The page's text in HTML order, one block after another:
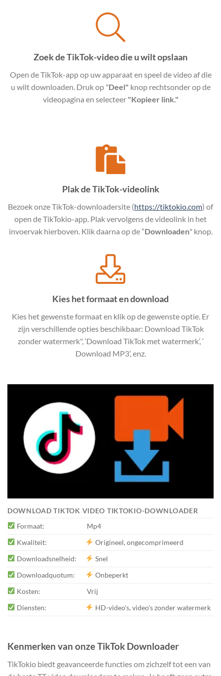
Zoek de TikTok-video die u wilt opslaan
Open de TikTok-app op uw apparaat en speel de video af die
u wilt downloaden. Druk op "Deel" knop rechtsonder op de
videopagina en selecteer"Kopieer link."
Plak de TikTok-videolink
Bezoek onze TikTok-downloadersite (https://tiktokio.com) of
open de TikTokio-app. Plak vervolgens de videolink in het
invoervak hierboven. Klik daarna op de “Downloaden" knop.
Kies het formaat en download
Kies het gewenste formaat en klik op de gewenste optie. Er
zijn verschillende opties beschikbaar: Download TikTok
zonder watermerk", ‘Download TikTok met watermerk’, ‘
Download MP3’, enz.
DOWNLOAD TIKTOK VIDEO TIKTOKIO-DOWNLOADER
Formaat:
Mp4
Kwaliteit:
Origineel, ongecomprimeerd
Downloadsnelheid:
Snel
Downloadquotum:
Onbeperkt
Kosten:
Vrij
Diensten:
HD-video's, video's zonder watermerk
Kenmerken van onze TikTok Downloader
TikTokio biedt geavanceerde functies om zichzelf tot een van